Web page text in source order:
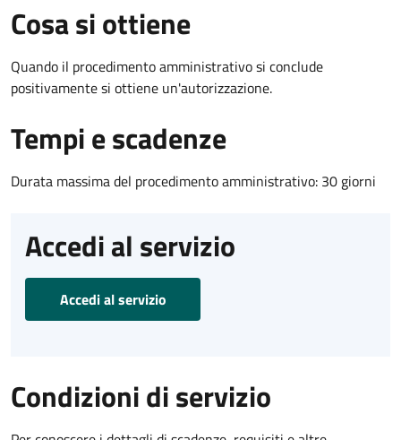
Cosa si ottiene
Quando il procedimento amministrativo si conclude
positivamente si ottiene un'autorizzazione.
Tempi e scadenze
Durata massima del procedimento amministrativo: 30 giorni
Accedi al servizio
Accedi al servizio
Condizioni di servizio